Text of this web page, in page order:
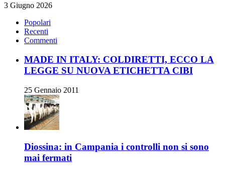
3 Giugno 2026
Popolari
Recenti
Commenti
MADE IN ITALY: COLDIRETTI, ECCO LA
LEGGE SU NUOVA ETICHETTA CIBI
25 Gennaio 2011
Diossina: in Campania i controlli non si sono
mai fermati